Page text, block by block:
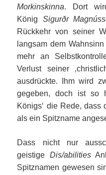
Morkinskinna. Dort
König Sigurðr
Rückkehr von seiner
langsam dem
mehr an
Verlust seiner
ausdrückte. Ihm wird
gegeben, doch ist so
Königs‘ die Rede, dass
als ein Spitzname
Dass nicht nur
geistige Dis/abilities
Spitznamen gewesen